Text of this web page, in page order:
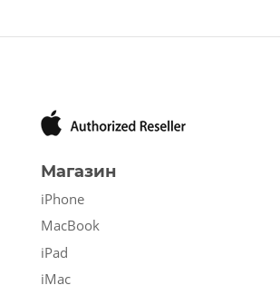
Магазин
iPhone
MacBook
iPad
iMac